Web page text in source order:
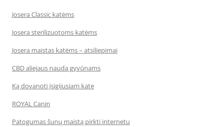
Josera Classic katėms
Josera sterilizuotoms katėms
Josera maistas katėms – atsiliepimai
CBD aliejaus nauda gyvūnams
Ką dovanoti įsigijusiam katę
ROYAL Canin
Patogumas šunų maistą pirkti internetu